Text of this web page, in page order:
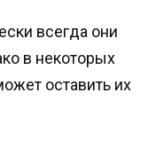
всегда они
в некоторых
оставить их